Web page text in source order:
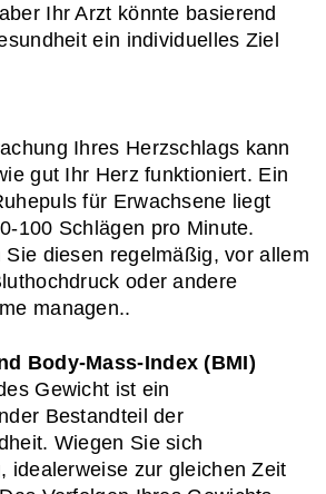
Ihr Arzt könnte basierend
ein individuelles Ziel
gut Ihr Herz funktioniert. Ein
für Erwachsene liegt
100 Schlägen pro Minute.
Sie diesen regelmäßig, vor allem
oder andere
managen..
Body-Mass-Index (BMI)
Bestandteil der
Wiegen Sie sich
idealerweise zur gleichen Zeit